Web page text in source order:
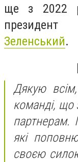
ще з 2022
Зеленський.
Дякую
команді,
партнерам.
які
своєю